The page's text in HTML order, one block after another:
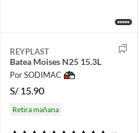
REYPLAST
Batea Moises N25 15.3L
Por SODIMAC
S/ 15.90
Retira mañana